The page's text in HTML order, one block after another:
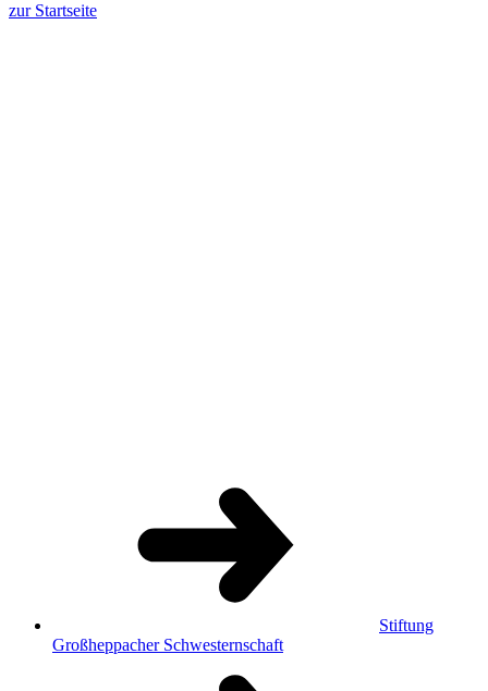
zur Startseite
Stiftung
Großheppacher Schwesternschaft